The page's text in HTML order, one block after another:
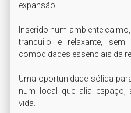
expansão.
Inserido num ambiente
tranquilo e relaxante,
comodidades essenciais da
Uma oportunidade sólida
num local que alia espaço,
vida.